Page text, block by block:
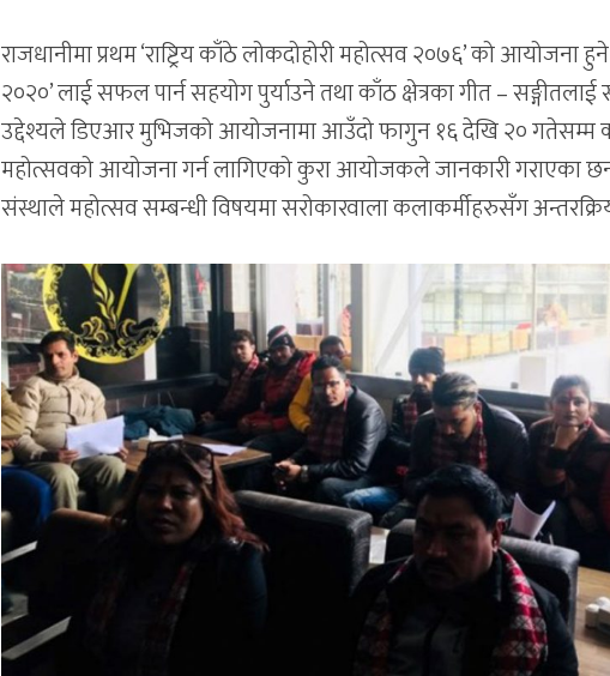
राजधानीमा प्रथम ‘राष्ट्रिय काँठे लोकदोहोरी महोत्सव २०७६’ को आयोजना
२०२०’ लाई सफल पार्न सहयोग पुर्याउने तथा काँठ क्षेत्रका गीत – सङ्गीतलाई
उद्देश्यले डिएआर मुभिजको आयोजनामा आउँदो फागुन १६ देखि २० गतेसम्म
महोत्सवको आयोजना गर्न लागिएको कुरा आयोजकले जानकारी गराएका
संस्थाले महोत्सव सम्बन्धी विषयमा सरोकारवाला कलाकर्मीहरुसँग